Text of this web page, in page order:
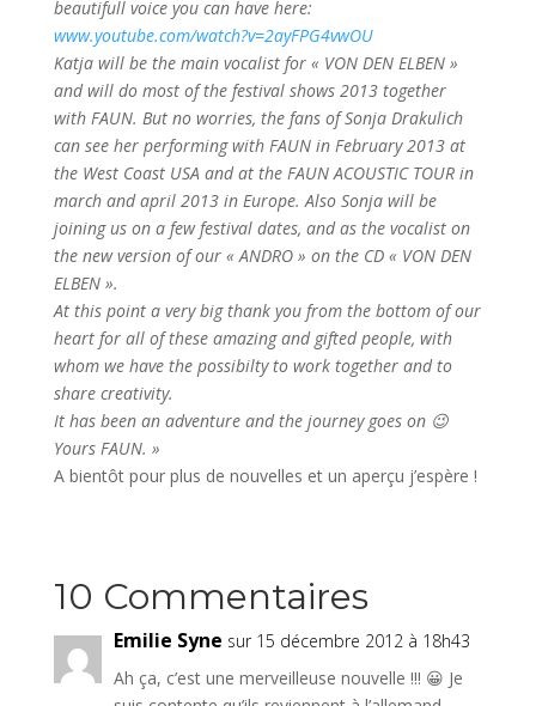
beautifull voice you can have here:
www.youtube.com/watch?v=2ayFPG4vwOU
Katja will be the main vocalist for « VON DEN ELBEN »
and will do most of the festival shows 2013 together
with FAUN. But no worries, the fans of Sonja Drakulich
can see her performing with FAUN in February 2013 at
the West Coast USA and at the FAUN ACOUSTIC TOUR in
march and april 2013 in Europe. Also Sonja will be
joining us on a few festival dates, and as the vocalist on
the new version of our « ANDRO » on the CD « VON DEN
ELBEN ».
At this point a very big thank you from the bottom of our
heart for all of these amazing and gifted people, with
whom we have the possibilty to work together and to
share creativity.
It has been an adventure and the journey goes on 😉
Yours FAUN. »
A bientôt pour plus de nouvelles et un aperçu j’espère !
10 Commentaires
Emilie Syne sur 15 décembre 2012 à 18h43
Ah ça, c’est une merveilleuse nouvelle !!! 😀 Je